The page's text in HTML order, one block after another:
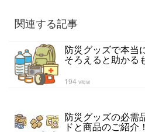
関連する記事
防災グッズで本当
そろえると助かる
194 view
防災グッズの必需
ドと商品のご紹介！